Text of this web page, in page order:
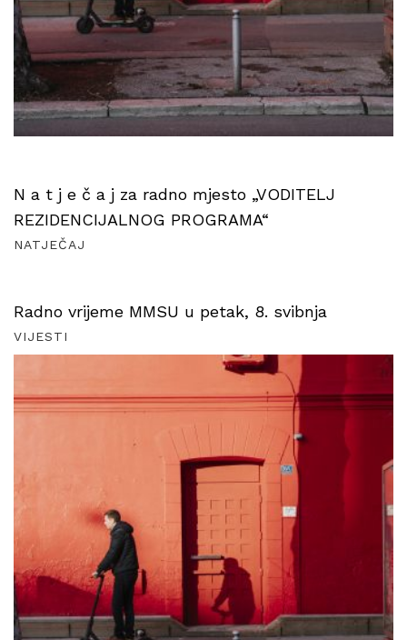
N a t j e č a j za radno mjesto „VODITELJ
REZIDENCIJALNOG PROGRAMA“
NATJEČAJ
Radno vrijeme MMSU u petak, 8. svibnja
VIJESTI